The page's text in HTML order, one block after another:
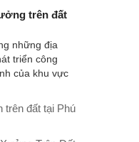
trên đất
những địa
triển công
của khu vực
trên đất tại Phú